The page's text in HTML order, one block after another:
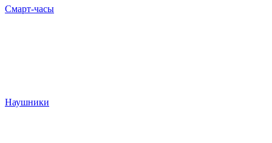
Смарт-часы
Наушники